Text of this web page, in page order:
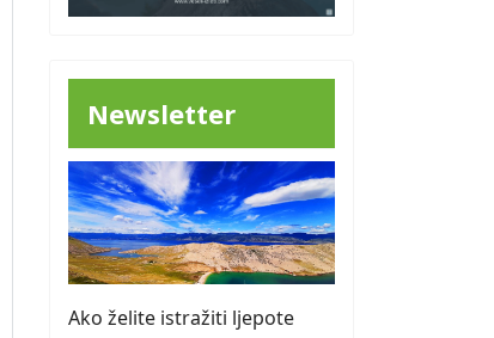
Newsletter
Ako želite istražiti ljepote